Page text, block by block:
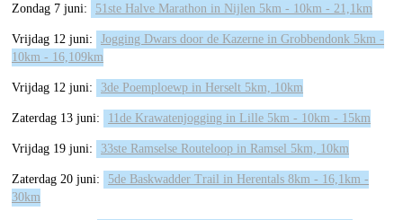
Zondag 7 juni: 51ste Halve Marathon in Nijlen 5km - 10km - 21,1km
Vrijdag 12 juni:
Jogging Dwars door de Kazerne in Grobbendonk 5km -
10km - 16,109km
Vrijdag 12 juni: 3de Poemploewp in Herselt 5km, 10km
Zaterdag 13 juni: 11de Krawatenjogging in Lille 5km - 10km - 15km
Vrijdag 19 juni: 33ste Ramselse Routeloop in Ramsel 5km, 10km
Zaterdag 20 juni:
5de Baskwadder Trail in Herentals 8km - 16,1km -
30km